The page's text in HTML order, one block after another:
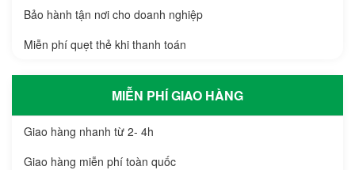
Bảo hành tận nơi cho doanh nghiệp
Miễn phí quẹt thẻ khi thanh toán
MIỄN PHÍ GIAO HÀNG
Giao hàng nhanh từ 2- 4h
Giao hàng miễn phí toàn quốc